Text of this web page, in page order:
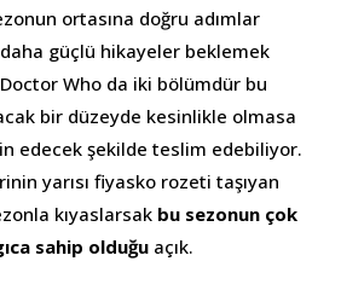
ortasına doğru adımlar
güçlü hikayeler beklemek
Doctor Who da iki bölümdür bu
bir düzeyde kesinlikle olmasa
edecek şekilde teslim edebiliyor.
yarısı fiyasko rozeti taşıyan
kıyaslarsak bu sezonun çok
sahip olduğu açık.